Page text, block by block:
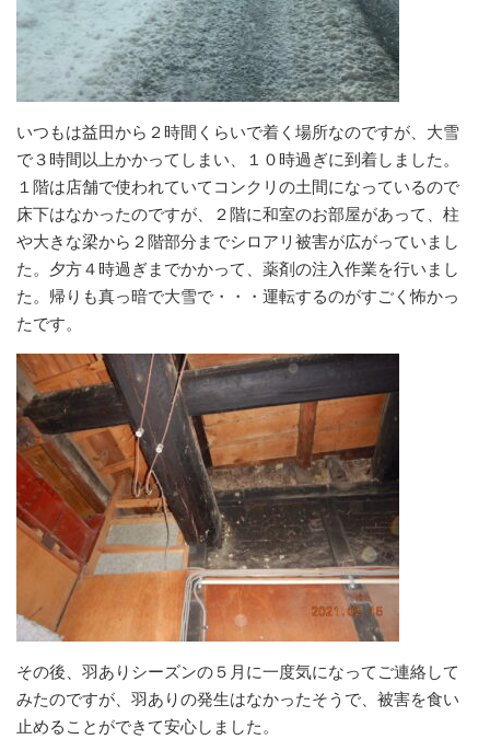
いつもは益田から２時間くらいで着く場所なのですが、大雪
で３時間以上かかってしまい、１０時過ぎに到着しました。
１階は店舗で使われていてコンクリの土間になっているので
床下はなかったのですが、２階に和室のお部屋があって、柱
や大きな梁から２階部分までシロアリ被害が広がっていまし
た。夕方４時過ぎまでかかって、薬剤の注入作業を行いまし
た。帰りも真っ暗で大雪で・・・運転するのがすごく怖かっ
たです。
その後、羽ありシーズンの５月に一度気になってご連絡して
みたのですが、羽ありの発生はなかったそうで、被害を食い
止めることができて安心しました。